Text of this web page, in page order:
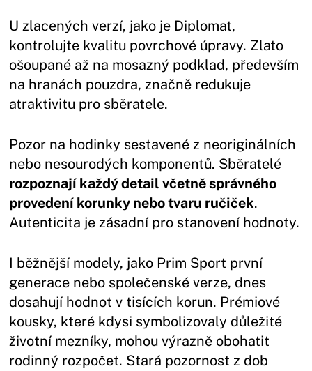
U zlacených verzí, jako je Diplomat,
kontrolujte kvalitu povrchové úpravy. Zlato
ošoupané až na mosazný podklad, především
na hranách pouzdra, značně redukuje
atraktivitu pro sběratele.
Pozor na hodinky sestavené z neoriginálních
nebo nesourodých komponentů. Sběratelé
rozpoznají každý detail včetně správného
provedení korunky nebo tvaru ručiček.
Autenticita je zásadní pro stanovení hodnoty.
I běžnější modely, jako Prim Sport první
generace nebo společenské verze, dnes
dosahují hodnot v tisících korun. Prémiové
kousky, které kdysi symbolizovaly důležité
životní mezníky, mohou výrazně obohatit
rodinný rozpočet. Stará pozornost z dob